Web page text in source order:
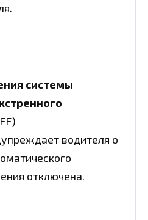
системы
водителя о
отключена.